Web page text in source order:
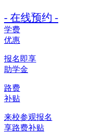
- 在线预约 -
学费
优惠
报名即享
助学金
路费
补贴
来校参观报名
享路费补贴